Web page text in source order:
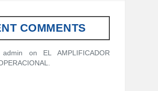
COMMENTS
admin on EL AMPLIFICADOR